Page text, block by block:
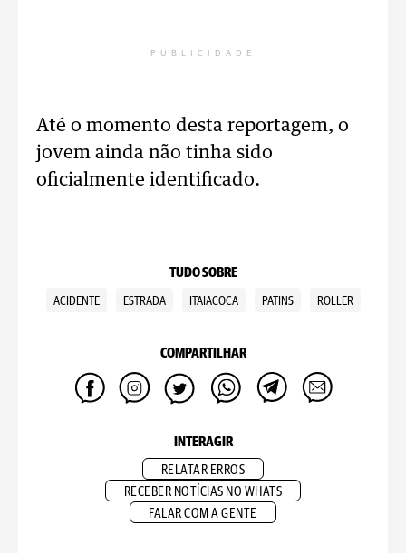
PUBLICIDADE
Até o momento desta reportagem, o
jovem ainda não tinha sido
oficialmente identificado.
TUDO SOBRE
ACIDENTE ESTRADA ITAIACOCA PATINS ROLLER
COMPARTILHAR
INTERAGIR
RELATAR ERROS
RECEBER NOTÍCIAS NO WHATS
FALAR COM A GENTE